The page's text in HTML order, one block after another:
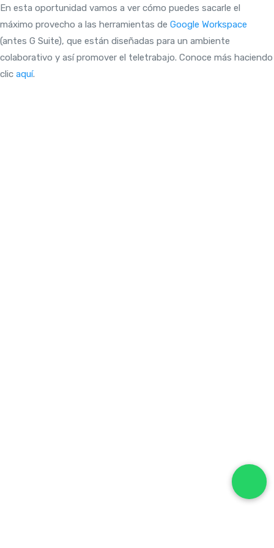
En esta oportunidad vamos a ver cómo puedes sacarle el
máximo provecho a las herramientas de Google Workspace
(antes G Suite), que están diseñadas para un ambiente
colaborativo y así promover el teletrabajo. Conoce más haciendo
clic aquí.